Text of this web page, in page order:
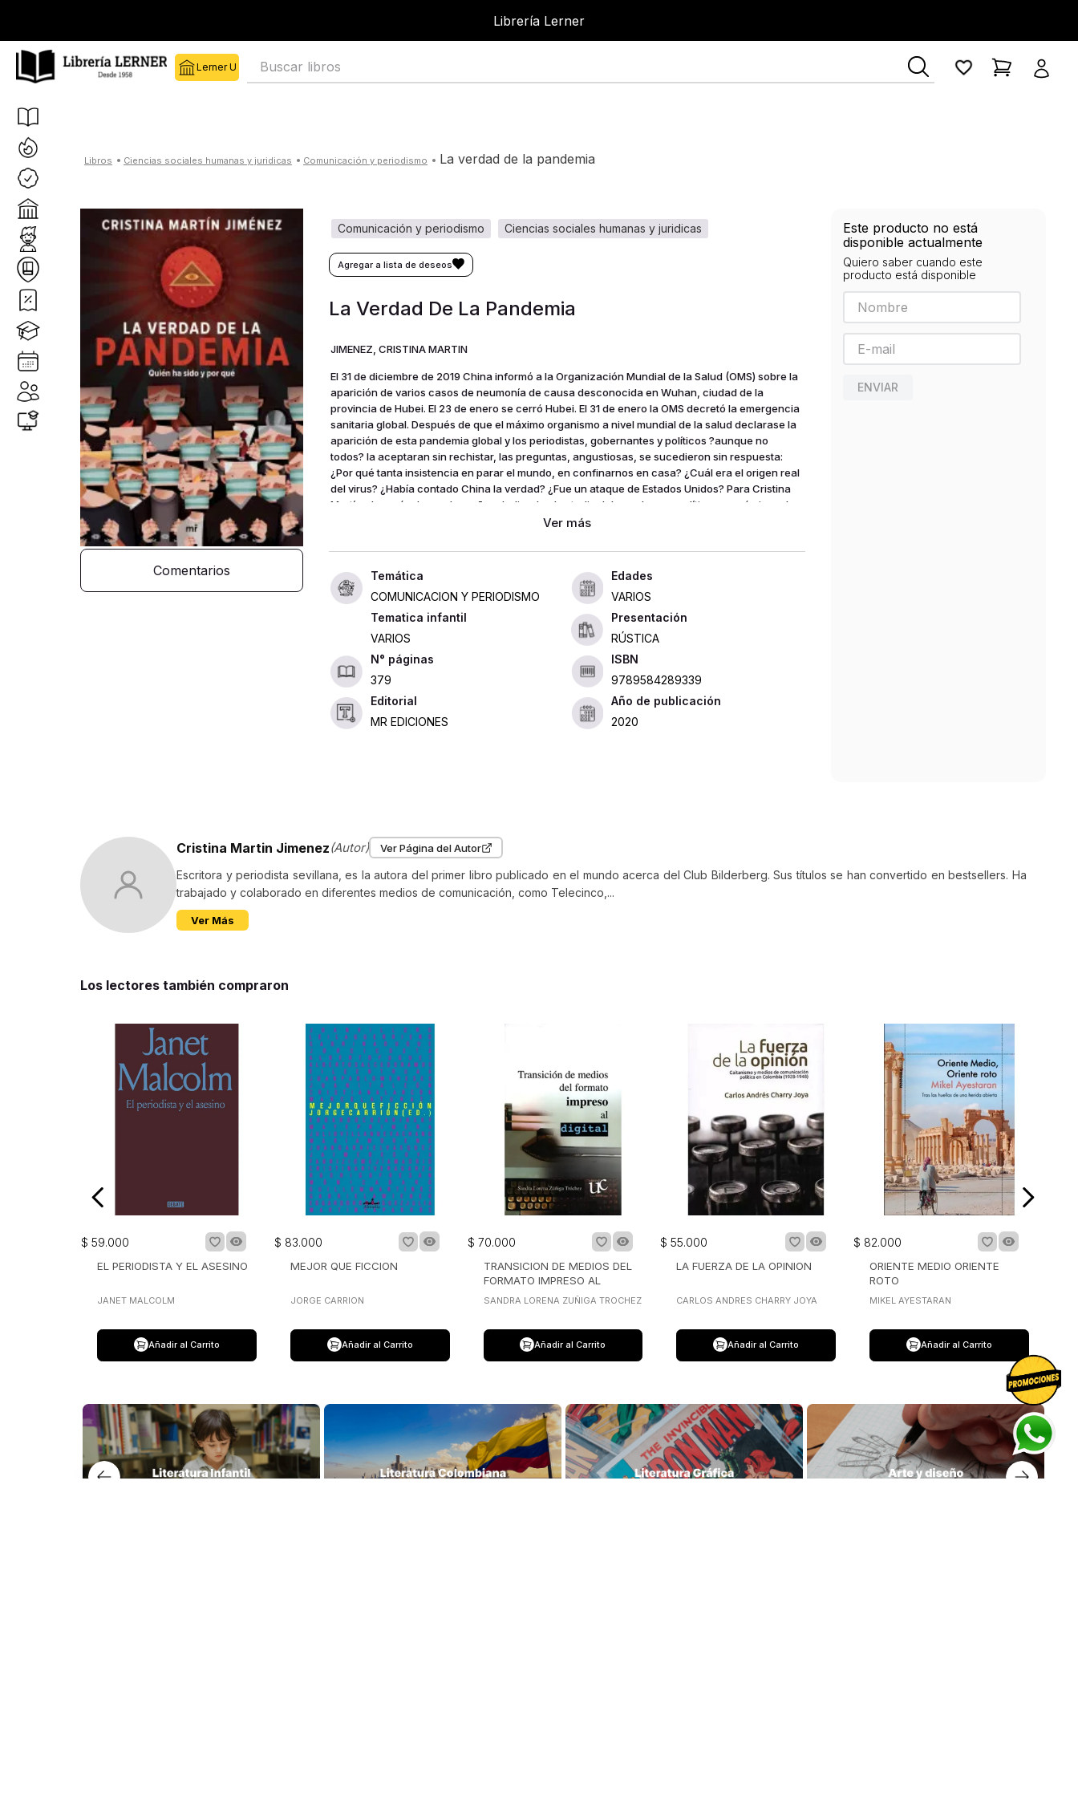
Librería Lerner
Buscar libros
ciencias sociales humanas y juridicas comunicación y periodismo la verdad de la pandemia
Comentarios
ciencias sociales humanas y juridicas
comunicación y periodismo
La Verdad De La Pandemia
JIMENEZ, CRISTINA MARTIN
El 31 de diciembre de 2019 China informó a la Organización Mundial de la Salud (OMS) sobre la
aparición de varios casos de neumonía de causa desconocida en Wuhan, ciudad de la
provincia de Hubei. El 23 de enero se cerró Hubei. El 31 de enero la OMS decretó la emergencia
sanitaria global. Después de que el máximo organismo a nivel mundial de la salud declarase la
aparición de esta pandemia global y los periodistas, gobernantes y políticos ?aunque no
todos? la aceptaran sin rechistar, las preguntas, angustiosas, se sucedieron sin respuesta:
¿Por qué tanta insistencia en parar el mundo, en confinarnos en casa? ¿Cuál era el origen real
del virus? ¿Había contado China la verdad? ¿Fue un ataque de Estados Unidos? Para Cristina
Martín, después de muchos años dedicada al estudio del mundo geo-político-económico, el
contexto de la crisis del covid-19 estaba claro: era una guerra, y es que los sucesos
unas circunstancias concretas y con unos intereses económicos y de lobbys de poder muy
precisos. En este inquietante libro, estos y otros misterios encontrarán una clara y contundente
respuesta.
COMUNICACION Y PERIODISMO
Edades
VARIOS
Tematica infantil
VARIOS
Presentación
RÚSTICA
379
ISBN
9789584289339
Editorial
MR EDICIONES
Año de publicación
2020
Este producto no está
disponible actualmente
Quiero saber cuando este
producto está disponible
ENVIAR
Cristina Martin Jimenez(Autor) Ver Página del Autor
Escritora y periodista sevillana, es la autora del primer libro publicado en el mundo acerca del Club Bilderberg. Sus títulos se han convertido en bestsellers. Ha
trabajado y colaborado en diferentes medios de comunicación, como Telecinco,...
Ver Más
Los lectores también compraron
$ 59.000
EL PERIODISTA Y EL ASESINO
JANET MALCOLM
Añadir al Carrito
$ 83.000
MEJOR QUE FICCION
JORGE CARRION
Añadir al Carrito
$ 70.000
TRANSICION DE MEDIOS DEL
FORMATO IMPRESO AL
DIGITAL
SANDRA LORENA ZUÑIGA TROCHEZ
Añadir al Carrito
$ 55.000
LA FUERZA DE LA OPINION
CARLOS ANDRES CHARRY JOYA
Añadir al Carrito
$ 82.000
ORIENTE MEDIO ORIENTE
ROTO
MIKEL AYESTARAN
Añadir al Carrito